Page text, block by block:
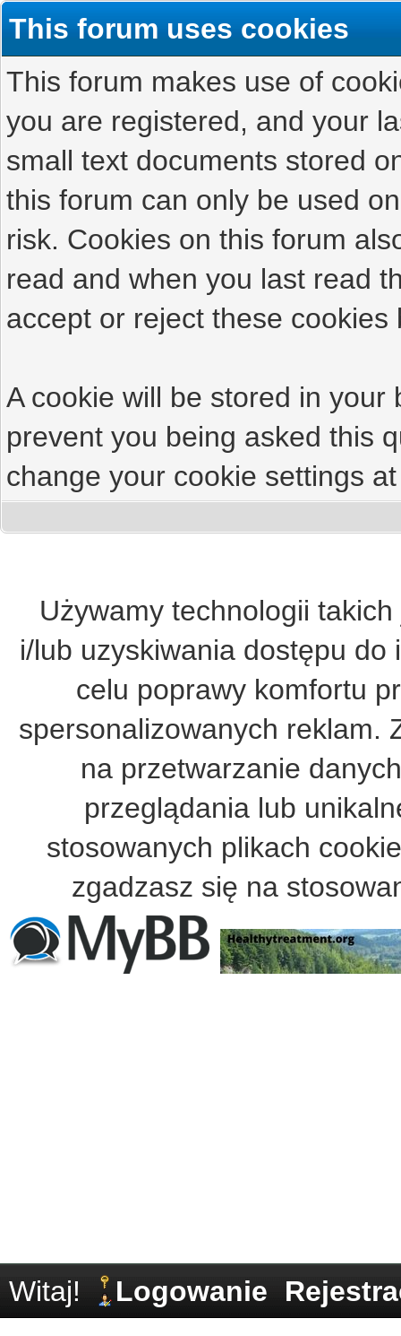
This forum uses cookies
This forum makes use of
you are registered, and your
small text documents stored
this forum can only be used
risk. Cookies on this forum
read and when you last read
accept or reject these cookies
A cookie will be stored in
prevent you being asked this
change your cookie settings
Używamy technologii
i/lub uzyskiwania dostępu
celu poprawy komfortu
spersonalizowanych reklam.
na przetwarzanie
przeglądania lub
stosowanych plikach
zgadzasz się na
Witaj! Logowanie